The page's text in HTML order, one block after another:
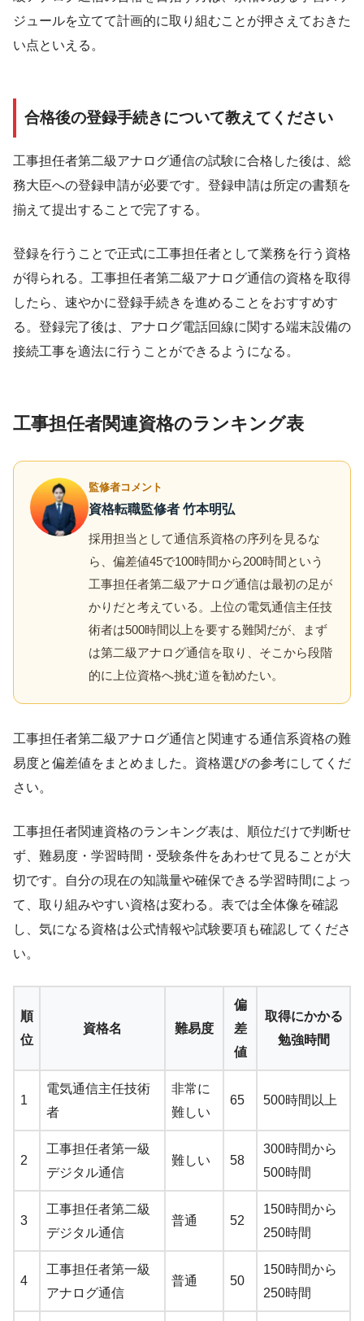
ジュールを立てて計画的に取り組むことが押さえておきた
い点といえる。
合格後の登録手続きについて教えてください
工事担任者第二級アナログ通信の試験に合格した後は、総
務大臣への登録申請が必要です。登録申請は所定の書類を
揃えて提出することで完了する。
登録を行うことで正式に工事担任者として業務を行う資格
が得られる。工事担任者第二級アナログ通信の資格を取得
したら、速やかに登録手続きを進めることをおすすめす
る。登録完了後は、アナログ電話回線に関する端末設備の
接続工事を適法に行うことができるようになる。
工事担任者関連資格のランキング表
監修者コメント
資格転職監修者 竹本明弘
採用担当として通信系資格の序列を見るな
ら、偏差値45で100時間から200時間という
工事担任者第二級アナログ通信は最初の足が
かりだと考えている。上位の電気通信主任技
術者は500時間以上を要する難関だが、まず
は第二級アナログ通信を取り、そこから段階
的に上位資格へ挑む道を勧めたい。
工事担任者第二級アナログ通信と関連する通信系資格の難
易度と偏差値をまとめました。資格選びの参考にしてくだ
さい。
工事担任者関連資格のランキング表は、順位だけで判断せ
ず、難易度・学習時間・受験条件をあわせて見ることが大
切です。自分の現在の知識量や確保できる学習時間によっ
て、取り組みやすい資格は変わる。表では全体像を確認
し、気になる資格は公式情報や試験要項も確認してくださ
い。
順
位
資格名 難易度
偏
差
値
取得にかかる
勉強時間
1
電気通信主任技術
者
非常に
難しい
65 500時間以上
2
工事担任者第一級
デジタル通信
難しい 58
300時間から
500時間
3
工事担任者第二級
デジタル通信
普通 52
150時間から
250時間
4
工事担任者第一級
アナログ通信
普通 50
150時間から
250時間